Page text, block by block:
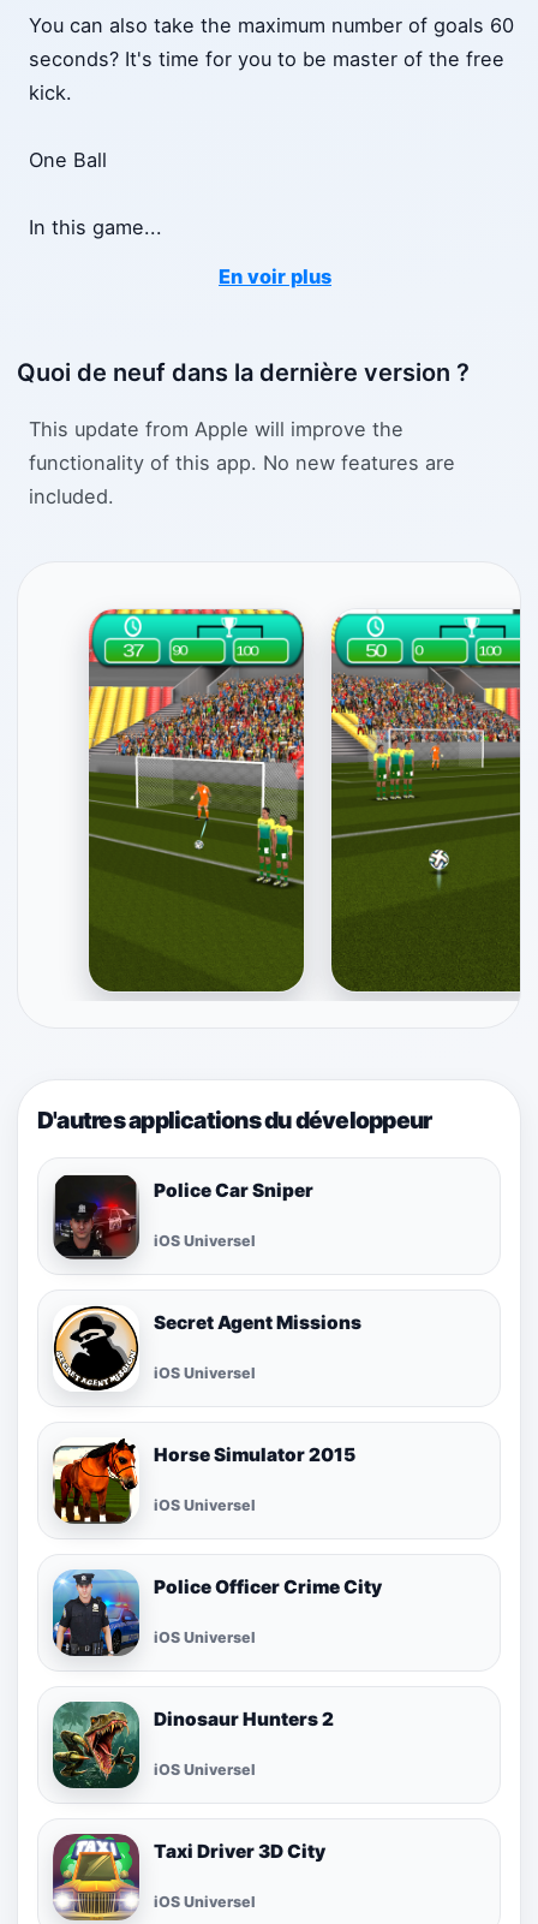
You can also take the maximum number of goals 60
seconds? It's time for you to be master of the free
kick.
One Ball
In this game...
En voir plus
Quoi de neuf dans la dernière version ?
This update from Apple will improve the
functionality of this app. No new features are
included.
D'autres applications du développeur
Police Car Sniper
iOS Universel
Secret Agent Missions
iOS Universel
Horse Simulator 2015
iOS Universel
Police Officer Crime City
iOS Universel
Dinosaur Hunters 2
iOS Universel
Taxi Driver 3D City
iOS Universel